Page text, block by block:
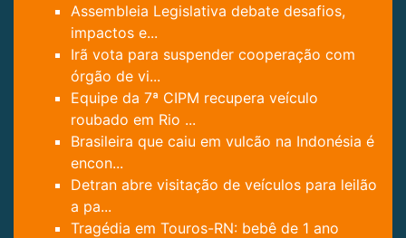
Assembleia Legislativa debate desafios,
impactos e...
Irã vota para suspender cooperação com
órgão de vi...
Equipe da 7ª CIPM recupera veículo
roubado em Rio ...
Brasileira que caiu em vulcão na Indonésia é
encon...
Detran abre visitação de veículos para leilão
a pa...
Tragédia em Touros-RN: bebê de 1 ano